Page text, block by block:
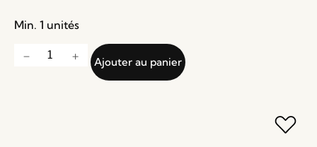
Min. 1 unités
Ajouter au panier